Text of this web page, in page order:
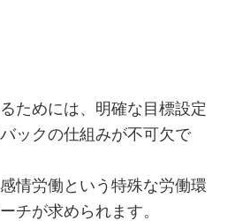
ためには、明確な目標設定
ックの仕組みが不可欠で
情労働という特殊な労働環
チが求められます。